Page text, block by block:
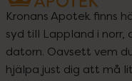
Kronans Apotek finns
syd till Lappland i norr,
datorn. Oavsett vem
hjälpa just dig att må